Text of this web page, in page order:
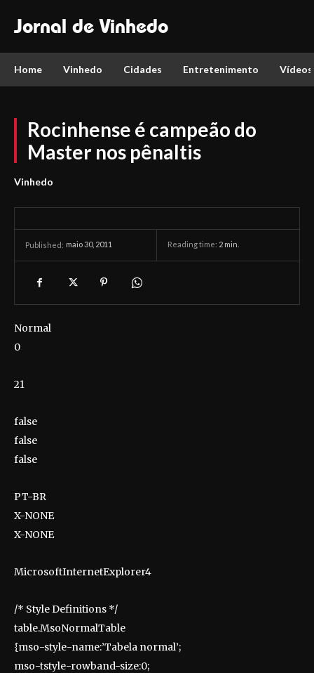
Jornal de Vinhedo
Home Vinhedo Cidades Entretenimento Vídeos
Rocinhense é campeão do
Master nos pênaltis
Vinhedo
Published: maio 30, 2011 Reading time: 2 min.
Normal
0
21
false
false
false
PT-BR
X-NONE
X-NONE
MicrosoftInternetExplorer4
/* Style Definitions */
table.MsoNormalTable
{mso-style-name:’Tabela normal’;
mso-tstyle-rowband-size:0;